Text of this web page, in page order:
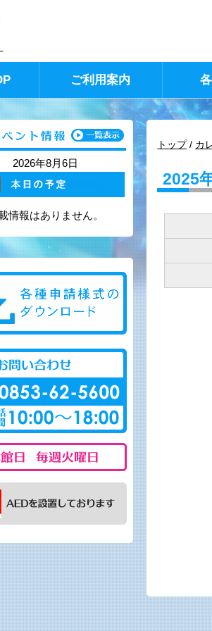
ご利用案内
現
の
位
トップ/ カ
2025
2026年8月6日
情報はありません。